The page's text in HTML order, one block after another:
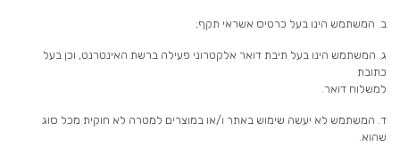
ב. המשתמש הינו בעל כרטיס אשראי תקף;
ג. המשתמש הינו בעל תיבת דואר אלקטרוני פעילה ברשת האינטרנט, וכן בעל
כתובת
למשלוח דואר.
ד. המשתמש לא יעשה שימוש באתר ו/או במוצרים למטרה לא חוקית מכל סוג
שהוא.